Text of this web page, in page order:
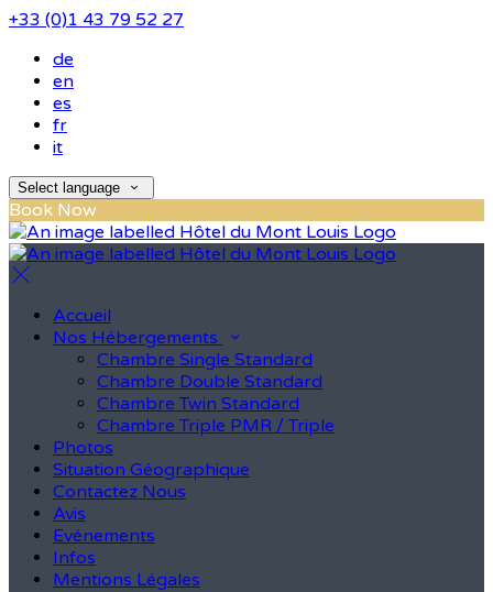
+33 (0)1 43 79 52 27
de
en
es
fr
it
Select language
Book Now
Accueil
Nos Hébergements
Chambre Single Standard
Chambre Double Standard
Chambre Twin Standard
Chambre Triple PMR / Triple
Photos
Situation Géographique
Contactez Nous
Avis
Evénements
Infos
Mentions Légales